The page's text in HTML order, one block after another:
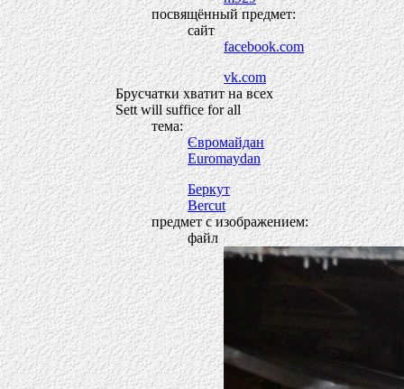
посвящённый предмет:
сайт
facebook.com
vk.com
Брусчатки хватит на всех
Sett will suffice for all
тема:
Євромайдан
Euromaydan
Беркут
Bercut
предмет с изображением:
файл